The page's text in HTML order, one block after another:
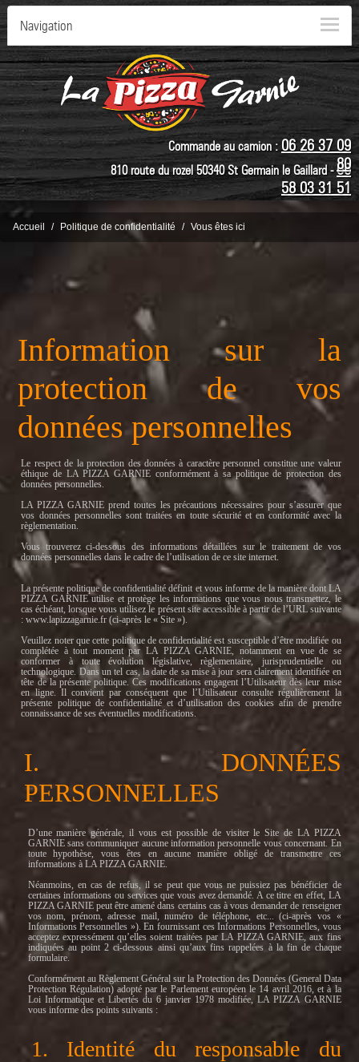
Navigation
810 route du rozel 50340 St Germain le Gaillard -06
58 03 31 51
Commande au camion : 06 26 37 09
80
Accueil Politique de confidentialité Vous êtes ici
Information sur la
protection de vos
données personnelles
Le respect de la protection des données à caractère personnel constitue une valeur
éthique de LA PIZZA GARNIE conformément à sa politique de protection des
données personnelles.
LA PIZZA GARNIE prend toutes les précautions nécessaires pour s’assurer que
vos données personnelles sont traitées en toute sécurité et en conformité avec la
règlementation.
Vous trouverez ci-dessous des informations détaillées sur le traitement de vos
données personnelles dans le cadre de l’utilisation de ce site internet.
La présente politique de confidentialité définit et vous informe de la manière dont LA
PIZZA GARNIE utilise et protège les informations que vous nous transmettez, le
cas échéant, lorsque vous utilisez le présent site accessible à partir de l’URL suivante
: www.lapizzagarnie.fr (ci-après le « Site »).
Veuillez noter que cette politique de confidentialité est susceptible d’être modifiée ou
complétée à tout moment par LA PIZZA GARNIE, notamment en vue de se
conformer à toute évolution législative, règlementaire, jurisprudentielle ou
technologique. Dans un tel cas, la date de sa mise à jour sera clairement identifiée en
tête de la présente politique. Ces modifications engagent l’Utilisateur dès leur mise
en ligne. Il convient par conséquent que l’Utilisateur consulte régulièrement la
présente politique de confidentialité et d’utilisation des cookies afin de prendre
connaissance de ses éventuelles modifications.
I. DONNÉES
PERSONNELLES
D’une manière générale, il vous est possible de visiter le Site de LA PIZZA
GARNIE sans communiquer aucune information personnelle vous concernant. En
toute hypothèse, vous êtes en aucune manière obligé de transmettre ces
informations à LA PIZZA GARNIE.
Néanmoins, en cas de refus, il se peut que vous ne puissiez pas bénéficier de
certaines informations ou services que vous avez demandé. A ce titre en effet, LA
PIZZA GARNIE peut être amené dans certains cas à vous demander de renseigner
vos nom, prénom, adresse mail, numéro de téléphone, etc... (ci-après vos «
Informations Personnelles »). En fournissant ces Informations Personnelles, vous
acceptez expressément qu’elles soient traitées par LA PIZZA GARNIE, aux fins
indiquées au point 2 ci-dessous ainsi qu’aux fins rappelées à la fin de chaque
formulaire.
Conformément au Règlement Général sur la Protection des Données (General Data
Protection Régulation) adopté par le Parlement européen le 14 avril 2016, et à la
Loi Informatique et Libertés du 6 janvier 1978 modifiée, LA PIZZA GARNIE
vous informe des points suivants :
1. Identité du responsable du